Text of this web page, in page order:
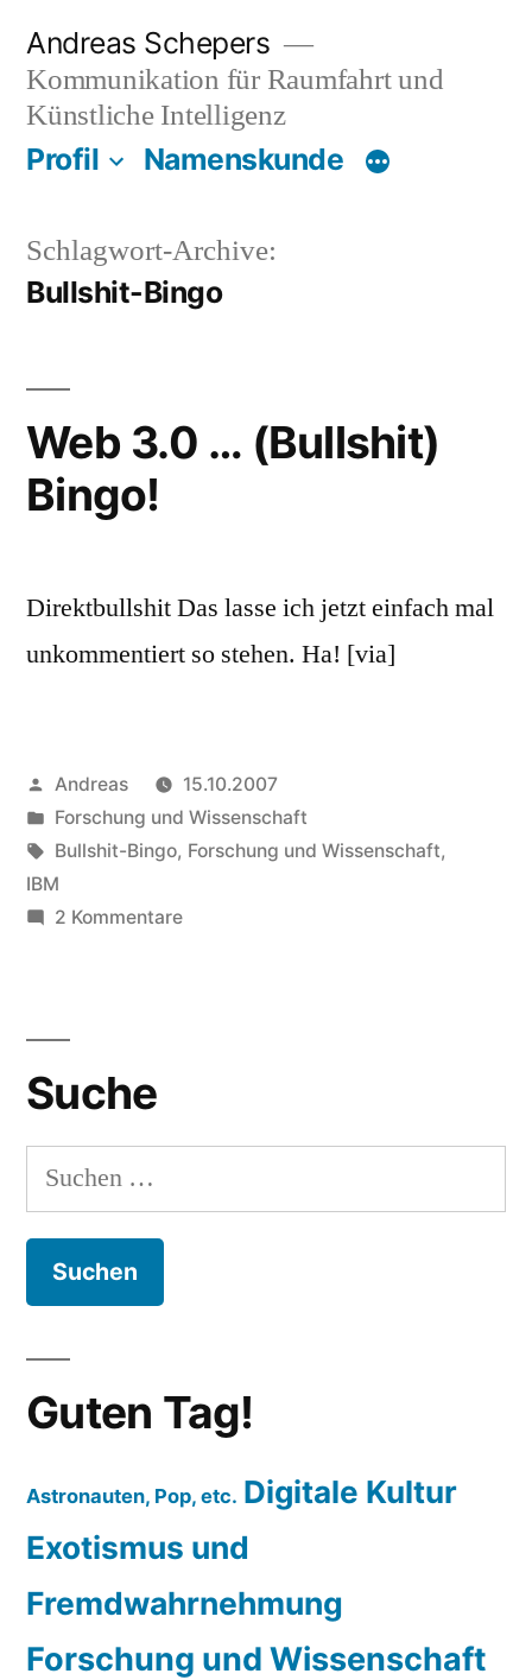
Inhalt
springen
Andreas Schepers
Kommunikation für Raumfahrt und
Künstliche Intelligenz
Profil Namenskunde
Schlagwort-Archive:
Bullshit-Bingo
Web 3.0 … (Bullshit)
Bingo!
Direktbullshit Das lasse ich jetzt einfach mal
unkommentiert so stehen. Ha! [via]
Veröffentlicht
von
Andreas
15.10.2007
Veröffentlicht
in
Forschung und Wissenschaft
Schlagwörter:
Bullshit-Bingo, Forschung und Wissenschaft,
IBM
2 Kommentarezu
Suche
Suchen
nach:
Guten Tag!
Astronauten, Pop, etc. Digitale Kultur
Exotismus und
Fremdwahrnehmung
Forschung und Wissenschaft